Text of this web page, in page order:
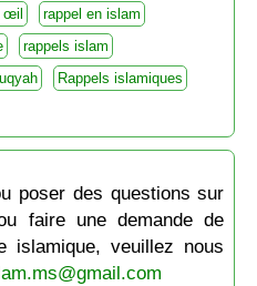
œil
rappel en islam
rappels islam
Rappels islamiques
poser des questions sur
faire une demande de
islamique, veuillez nous